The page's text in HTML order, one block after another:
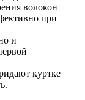
волокон
при
и
куртке